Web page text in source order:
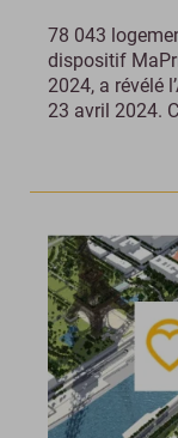
78 043
dispositif
2024, a révélé
23 avril 2024.